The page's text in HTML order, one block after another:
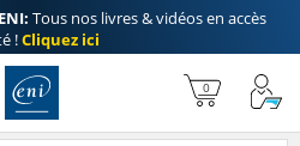
Tous nos livres & vidéos en accès
!Cliquez ici